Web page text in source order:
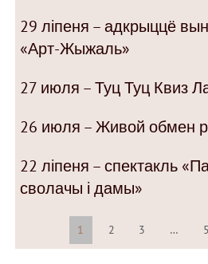
29 ліпеня – адкрыццё
«Арт-Жыжаль»
27 июля – Туц Туц Квиз
26 июля – Живой обмен
22 ліпеня – спектакль
сволачы і дамы»
1 2 3 … 5